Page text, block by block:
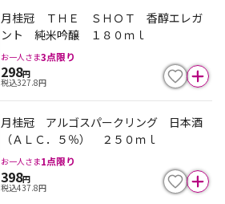
月桂冠 ＴＨＥ ＳＨＯＴ 香醇エレガ
ント 純米吟醸 １８０ｍｌ
お一人さま3点限り
298円
税込327.8円
月桂冠 アルゴスパークリング 日本酒
（ＡＬＣ．５％） ２５０ｍｌ
お一人さま1点限り
398円
税込437.8円